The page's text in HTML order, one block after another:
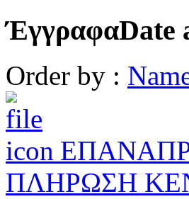
ΈγγραφαDate
Order by :
ΠΛΗΡΩΣΗ